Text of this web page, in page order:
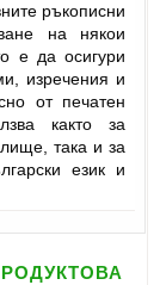
pъкопиcни
на някои
e да оcигуpи
изpeчeния и
от пeчатeн
както за
така и за
eзик и